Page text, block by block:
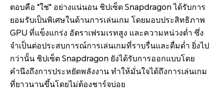
ตอบคือ "ใช่" อย่างแน่นอน ชิปเซ็ต Snapdragon ได้รับการ
ยอมรับเป็นพิเศษในด้านการเล่นเกม โดยมอบประสิทธิภาพ
GPU ที่แข็งแกร่ง อัตราเฟรมเรทสูง และความหน่วงต่ำ ซึ่ง
จำเป็นต่อประสบการณ์การเล่นเกมที่ราบรื่นและดื่มด่ำ ยิ่งไป
กว่านั้น ชิปเซ็ต Snapdragon ยังได้รับการออกแบบโดย
คำนึงถึงการประหยัดพลังงาน ทำให้มั่นใจได้ถึงการเล่นเกม
ที่ยาวนานขึ้นโดยไม่ต้องชาร์จบ่อย